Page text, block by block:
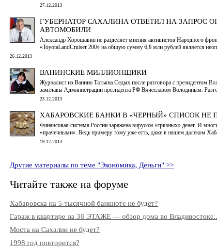
27.12.2013
ГУБЕРНАТОР САХАЛИНА ОТВЕТИЛ НА ЗАПРОС
АВТОМОБИЛИ
Александр Хорошавин не разделяет мнения активистов Народного
«ToyotaLandCruiser 200» на общую сумму 6,8 млн рублей является
26.12.2013
ВАНИНСКИЕ МИЛЛИОНЩИКИ
Журналист из Ванино Татьяна Седых после разговора с президентом
замглавы Администрации президента РФ Вячеславом Володиным.
23.12.2013
ХАБАРОВСКИЕ БАНКИ В «ЧЕРНЫЙ» СПИСОК НЕ
Финансовая система России заражена вирусом «грязных» денег. И
«прачечными». Ведь примеру тому уже есть, даже в нашем далеком
19.12.2013
Другие материалы по теме "Экономика, Деньги" >>
Читайте также на форуме
Хабаровска на 5-тысячной банкноте не будет?
Гараж в квартире на 38 ЭТАЖЕ — обзор дома во
Моста на Сахалин не будет?
1998 год повторится?